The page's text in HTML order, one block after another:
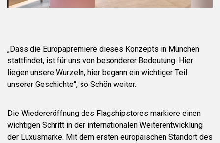
„Dass die Europapremiere dieses Konzepts in München
stattfindet, ist für uns von besonderer Bedeutung. Hier
liegen unsere Wurzeln, hier begann ein wichtiger Teil
unserer Geschichte“, so Schön weiter.
Die Wiedereröffnung des Flagshipstores markiere einen
wichtigen Schritt in der internationalen Weiterentwicklung
der Luxusmarke. Mit dem ersten europäischen Standort des